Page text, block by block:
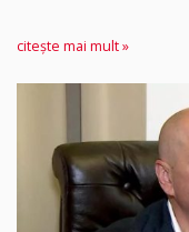
citește mai mult »